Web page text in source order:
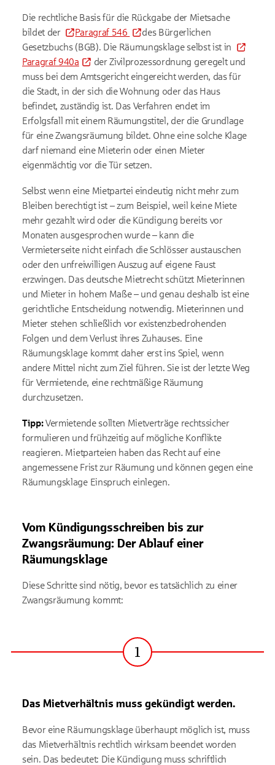
Die rechtliche Basis für die Rückgabe der Mietsache
bildet der
Paragraf 546
des Bürgerlichen
Gesetzbuchs (BGB). Die Räumungsklage selbst ist in
Paragraf 940a
der Zivilprozessordnung geregelt und
muss bei dem Amtsgericht eingereicht werden, das für
die Stadt, in der sich die Wohnung oder das Haus
befindet, zuständig ist. Das Verfahren endet im
Erfolgsfall mit einem Räumungstitel, der die Grundlage
für eine Zwangsräumung bildet. Ohne eine solche Klage
darf niemand eine Mieterin oder einen Mieter
eigenmächtig vor die Tür setzen.
Selbst wenn eine Mietpartei eindeutig nicht mehr zum
Bleiben berechtigt ist – zum Beispiel, weil keine Miete
mehr gezahlt wird oder die Kündigung bereits vor
Monaten ausgesprochen wurde – kann die
Vermieterseite nicht einfach die Schlösser austauschen
oder den unfreiwilligen Auszug auf eigene Faust
erzwingen. Das deutsche Mietrecht schützt Mieterinnen
und Mieter in hohem Maße – und genau deshalb ist eine
gerichtliche Entscheidung notwendig. Mieterinnen und
Mieter stehen schließlich vor existenzbedrohenden
Folgen und dem Verlust ihres Zuhauses. Eine
Räumungsklage kommt daher erst ins Spiel, wenn
andere Mittel nicht zum Ziel führen. Sie ist der letzte Weg
für Vermietende, eine rechtmäßige Räumung
durchzusetzen.
Tipp:Vermietende sollten Mietverträge rechtssicher
formulieren und frühzeitig auf mögliche Konflikte
reagieren. Mietparteien haben das Recht auf eine
angemessene Frist zur Räumung und können gegen eine
Räumungsklage Einspruch einlegen.
Vom Kündigungsschreiben bis zur
Zwangsräumung: Der Ablauf einer
Räumungsklage
Diese Schritte sind nötig, bevor es tatsächlich zu einer
Zwangsräumung kommt:
Schritt
1
Das Mietverhältnis muss gekündigt werden.
Bevor eine Räumungsklage überhaupt möglich ist, muss
das Mietverhältnis rechtlich wirksam beendet worden
sein. Das bedeutet: Die Kündigung muss schriftlich